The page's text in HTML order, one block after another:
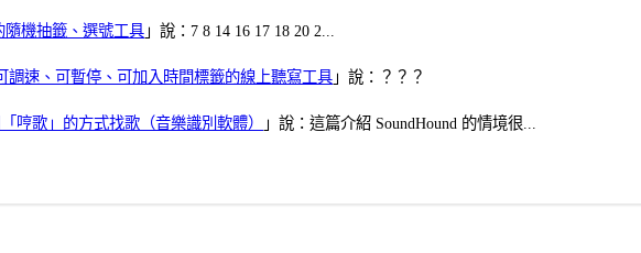
隨機抽籤、選號工具 」說：7 8 14 16 17 18 20 2...
調速、可暫停、可加入時間標籤的線上聽寫工具 」說：？？？
「哼歌」的方式找歌（音樂識別軟體） 」說：這篇介紹 SoundHound 的情境很...